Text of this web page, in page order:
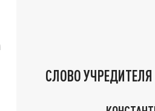
СЛОВО УЧРЕДИТЕЛЯ